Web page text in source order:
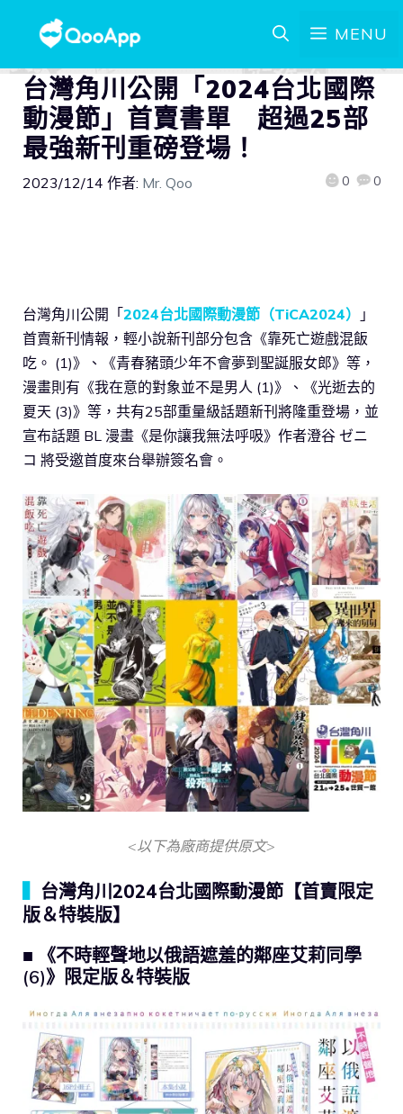
MENU
台灣角川公開「2024台北國際
動漫節」首賣書單 超過25部
最強新刊重磅登場！
2023/12/14 作者: Mr. Qoo 0 0
台灣角川公開「2024台北國際動漫節（TiCA2024）
」
首賣新刊情報，輕小說新刊部分包含《靠死亡遊戲混飯
吃。 (1)》、《青春豬頭少年不會夢到聖誕服女郎》等，
漫畫則有《我在意的對象並不是男人 (1)》、《光逝去的
夏天 (3)》等，共有25部重量級話題新刊將隆重登場，並
宣布話題 BL 漫畫《是你讓我無法呼吸》作者澄谷 ゼニ
コ 將受邀首度來台舉辦簽名會。
<以下為廠商提供原文>
台灣角川2024台北國際動漫節【首賣限定
版＆特裝版】
■ 《不時輕聲地以俄語遮羞的鄰座艾莉同學
(6)》限定版＆特裝版